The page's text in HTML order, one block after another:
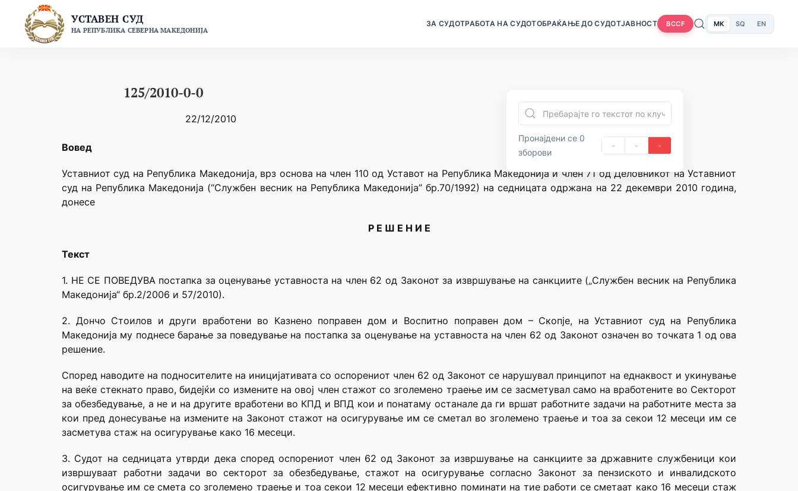
content
УСТАВЕН СУД
НА РЕПУБЛИКА СЕВЕРНА МАКЕДОНИЈА
ЗА СУДОТРАБОТА НА СУДОТОБРАЌАЊЕ ДО СУДОТЈАВНОСТ BCCF MK SQ EN
125/2010-0-0
22/12/2010
Пронајдени се 0
зборови
Вовед
Уставниот суд на Република Македонија, врз основа на член 110 од Уставот на Република Македонија и член 71 од Деловникот на Уставниот
суд на Република Македонија (“Службен весник на Република Македонија” бр.70/1992) на седницата одржана на 22 декември 2010 година,
донесе
Р Е Ш Е Н И Е
Текст
1. НЕ СЕ ПОВЕДУВА постапка за оценување уставноста на член 62 од Законот за извршување на санкциите („Службен весник на Република
Македонија“ бр.2/2006 и 57/2010).
2. Дончо Стоилов и други вработени во Казнено поправен дом и Воспитно поправен дом – Скопје, на Уставниот суд на Република
Македонија му поднесе барање за поведување на постапка за оценување на уставноста на член 62 од Законот означен во точката 1 од ова
решение.
Според наводите на подносителите на иницијативата со оспорениот член 62 од Законот се нарушувал принципот на еднаквост и укинување
на веќе стекнато право, бидејќи со измените на овој член стажот со зголемено траење им се засметувал само на вработените во Секторот
за обезбедување, а не и на другите вработени во КПД и ВПД кои и понатаму останале да ги вршат работните задачи на работните места за
кои пред донесување на измените на Законот стажот на осигурување им се сметал во зголемено траење и тоа за секои 12 месеци им се
засметува стаж на осигурување како 16 месеци.
3. Судот на седницата утврди дека според оспорениот член 62 од Законот за извршување на санкциите за државните службеници кои
извршуваат работни задачи во секторот за обезбедување, стажот на осигурување согласно Законот за пензиското и инвалидското
осигурување им се смета со зголемено траење и тоа секои 12 месеци ефективно поминати на тие работи се сметаат како 16 месеци стаж